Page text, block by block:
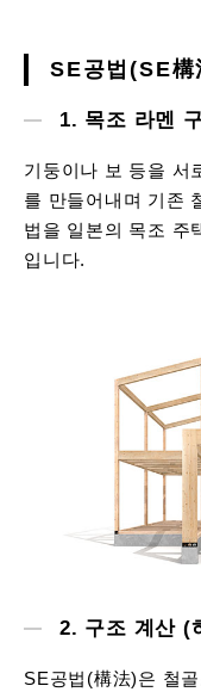
SE공법(SE
1. 목조 라멘
기둥이나 보 등을 서
를 만들어내며 기존
법을 일본의 목조 주
입니다.
2. 구조 계산 (
SE공법(構法)은 철